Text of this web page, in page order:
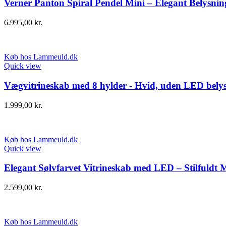
Verner Panton Spiral Pendel Mini – Elegant
6.995,00 kr.
Køb hos Lammeuld.dk
Quick view
Vægvitrineskab med 8 hylder - Hvid, uden LED
1.999,00 kr.
Køb hos Lammeuld.dk
Quick view
Elegant Sølvfarvet Vitrineskab med LED – Stilfuldt
2.599,00 kr.
Køb hos Lammeuld.dk